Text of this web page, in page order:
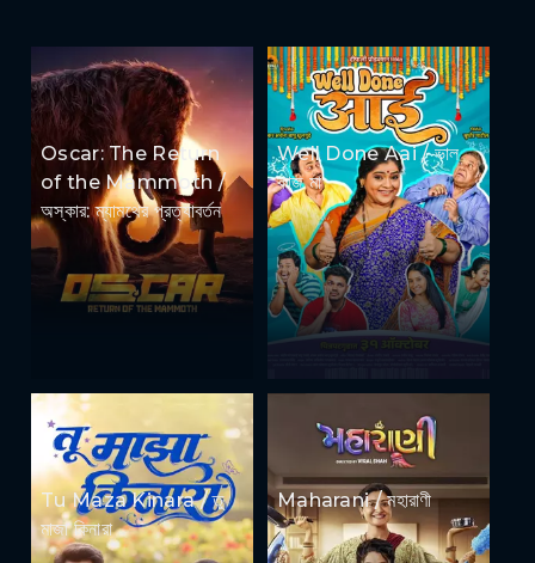
Oscar: The Return
of the Mammoth /
অস্কার: ম্যামথের প্রত্যাবর্তন
Well Done Aai / ভাল
কাজ মা
Tu Maza Kinara / তু
মাজা কিনারা
Maharani / মহারাণী